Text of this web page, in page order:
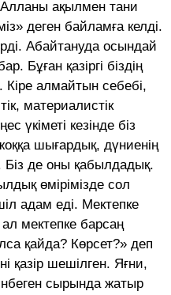
Алланы ақылмен тани
деген байламға келді.
Абайтануда осындай
Бұған қазіргі біздің
алмайтын себебі,
материалистік
үкіметі кезінде біз
шығардық, дүниенің
Біз де оны қабылдадық.
өмірімізде сол
адам еді. Мектепке
мектепке барсаң
қайда? Көрсет?» деп
қазір шешілген. Яғни,
сырында жатыр